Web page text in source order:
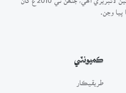
وڃن.
ڪميونٽي
طريقيڪار